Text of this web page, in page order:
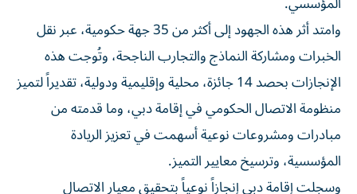
وامتد أثر هذه الجهود إلى أكثر من 35 جهة حكومية، عبر نقل
الخبرات ومشاركة النماذج والتجارب الناجحة، وتُوجت هذه
الإنجازات بحصد 14 جائزة، محلية وإقليمية ودولية، تقديراً لتميز
منظومة الاتصال الحكومي في إقامة دبي، وما قدمته من
مبادرات ومشروعات نوعية أسهمت في تعزيز الريادة
المؤسسية، وترسيخ معايير التميز.
وسجلت إقامة دبي إنجازاً نوعياً بتحقيق معيار الاتصال